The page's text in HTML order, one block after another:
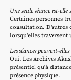
Une seule séance est-elle
Certaines personnes
consultation. D'autres
lorsqu'elles traversent
Les séances peuvent-
Oui. Les Archives
présentiel qu'à
présence physique.